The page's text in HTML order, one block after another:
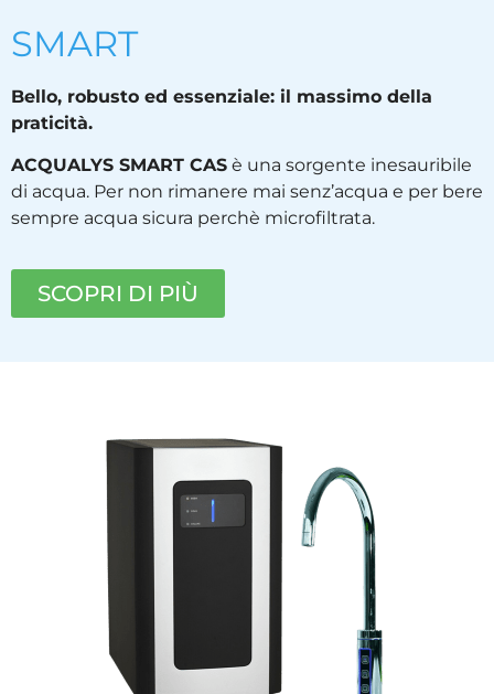
SMART
Bello, robusto ed essenziale: il massimo della
praticità.
ACQUALYS SMART CAS è una sorgente inesauribile
di acqua. Per non rimanere mai senz’acqua e per bere
sempre acqua sicura perchè microfiltrata.
SCOPRI DI PIÙ